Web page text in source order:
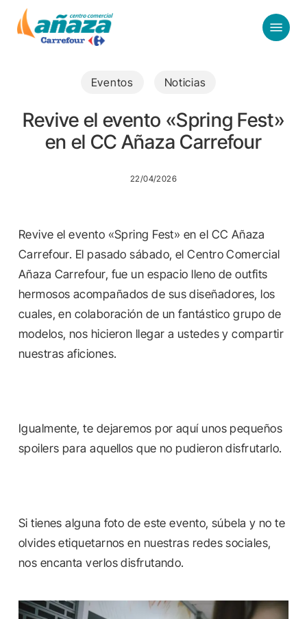
Menu
Eventos Noticias
Revive el evento «Spring Fest»
en el CC Añaza Carrefour
22/04/2026
Revive el evento «Spring Fest» en el CC Añaza
Carrefour. El pasado sábado, el Centro Comercial
Añaza Carrefour, fue un espacio lleno de outfits
hermosos acompañados de sus diseñadores, los
cuales, en colaboración de un fantástico grupo de
modelos, nos hicieron llegar a ustedes y compartir
nuestras aficiones.
Igualmente, te dejaremos por aquí unos pequeños
spoilers para aquellos que no pudieron disfrutarlo.
Si tienes alguna foto de este evento, súbela y no te
olvides etiquetarnos en nuestras redes sociales,
nos encanta verlos disfrutando.